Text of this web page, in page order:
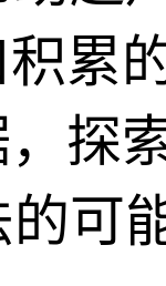
累
探
可